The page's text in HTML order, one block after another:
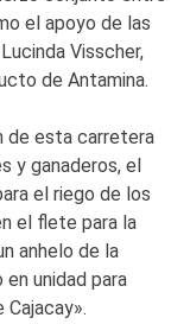
el apoyo de las
Visscher,
de Antamina.
de esta carretera
y ganaderos, el
el riego de los
el flete para la
anhelo de la
unidad para